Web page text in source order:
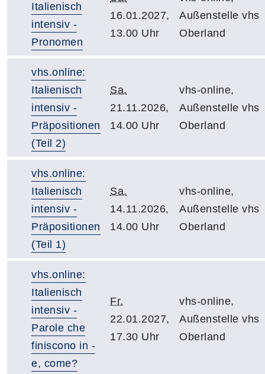
Italienisch
intensiv -
Pronomen
16.01.2027,
13.00 Uhr
Außenstelle vhs
Oberland
vhs.online:
Italienisch
intensiv -
Präpositionen
(Teil 2)
Sa.
21.11.2026,
14.00 Uhr
vhs-online,
Außenstelle vhs
Oberland
vhs.online:
Italienisch
intensiv -
Präpositionen
(Teil 1)
Sa.
14.11.2026,
14.00 Uhr
vhs-online,
Außenstelle vhs
Oberland
vhs.online:
Italienisch
intensiv -
Parole che
finiscono in -
e, come?
Fr.
22.01.2027,
17.30 Uhr
vhs-online,
Außenstelle vhs
Oberland